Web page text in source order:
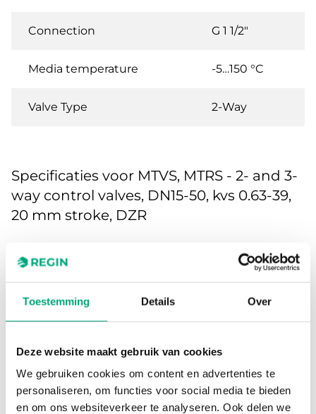
Toestemming Details Over
Deze website maakt gebruik van cookies
We gebruiken cookies om content en advertenties te
personaliseren, om functies voor social media te bieden
en om ons websiteverkeer te analyseren. Ook delen we
Connection G 1 1/2"
Media temperature -5…150 °C
Valve Type 2-Way
Specificaties voor MTVS, MTRS - 2- and 3-
way control valves, DN15-50, kvs 0.63-39,
20 mm stroke, DZR
Application
Heating, Cooling,
Pressure
rating
PN16
types
according to ISO 228/1